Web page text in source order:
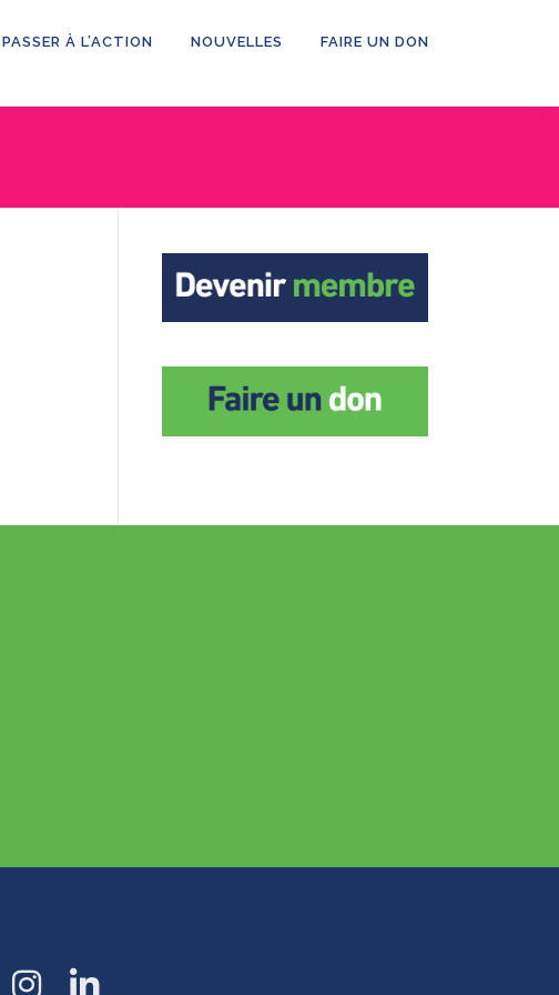
PASSER À L’ACTION NOUVELLES FAIRE UN DON